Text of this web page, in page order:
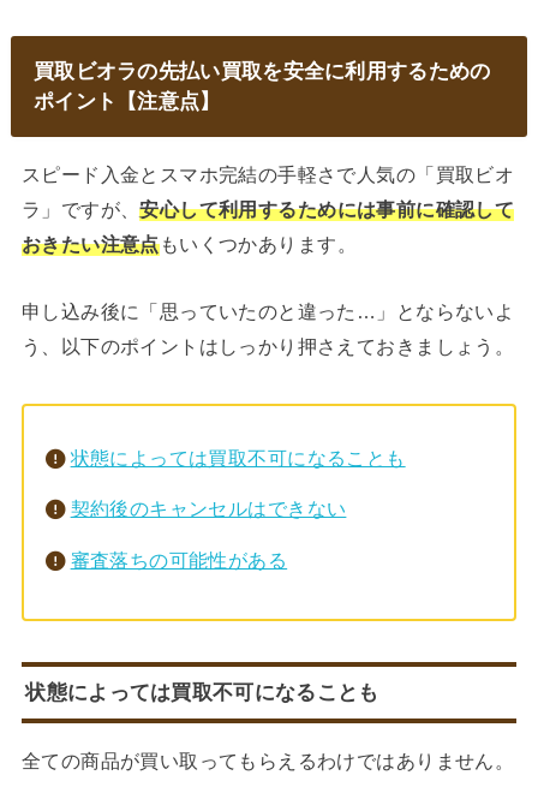
買取ビオラの先払い買取を安全に利用するための
ポイント【注意点】
スピード入金とスマホ完結の手軽さで人気の「買取ビオ
ラ」ですが、安心して利用するためには事前に確認して
おきたい注意点もいくつかあります。
申し込み後に「思っていたのと違った…」とならないよ
う、以下のポイントはしっかり押さえておきましょう。
状態によっては買取不可になることも
契約後のキャンセルはできない
審査落ちの可能性がある
状態によっては買取不可になることも
全ての商品が買い取ってもらえるわけではありません。